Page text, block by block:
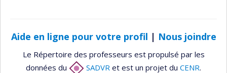
Aide en ligne pour votre profil | Nous joindre
Le Répertoire des professeurs est propulsé par les
données du
SADVR et est un projet du CENR.